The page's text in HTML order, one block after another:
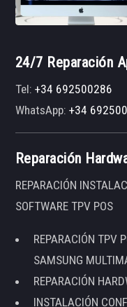
24/7 Reparación
Tel:+34 692500286
WhatsApp:+34
Reparación
REPARACIÓN
SOFTWARE TPV POS
REPARACIÓN TPV
SAMSUNG
REPARACIÓN
INSTALACIÓN